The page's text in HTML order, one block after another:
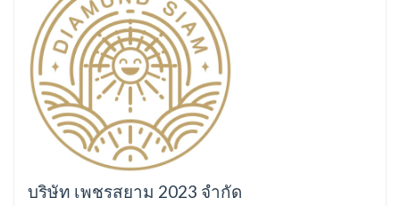
บริษัท เพชรสยาม 2023 จำกัด